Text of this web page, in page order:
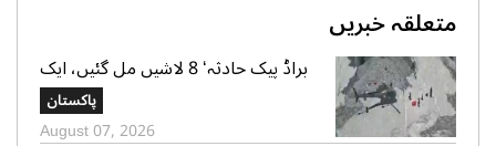
متعلقہ خبریں
براڈ پیک حادثہ‘ 8 لاشیں مل گئیں، ایک
تک رسائی مشکل، 2 کی تلاش جاری‘
صدر الپائن کلب
پاکستان
August 07, 2026